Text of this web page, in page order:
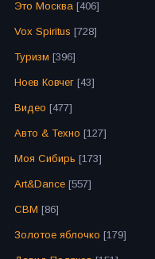
Это Москва [406]
Vox Spiritus [728]
Туризм [396]
Ноев Ковчег [43]
Видео [477]
Авто & Техно [127]
Моя Сибирь [173]
Art&Dance [557]
СВМ [86]
Золотое яблочко [179]